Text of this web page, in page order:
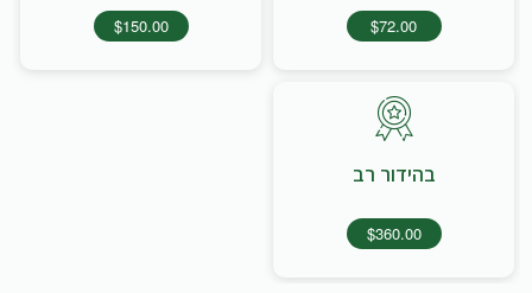
$72.00
$150.00
בהידור רב
$360.00